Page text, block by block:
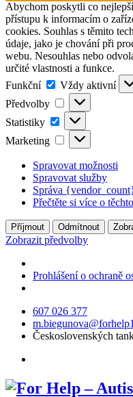
Abychom poskytli co
přístupu k informacím o
cookies. Souhlas s těmito
údaje, jako je chování při
webu. Nesouhlas nebo
určité vlastnosti a funkce.
Funkční
Funkční
Vždy aktivní
Předvolby
Předvolby
Statistiky Statistiky
Marketing Marketing
Spravovat možnosti
Spravovat služby
Správa
Přečtěte si více o
Příjmout Odmítnout
Zobrazit předvolby
Prohlášení o ochraně
607 026 377
Československých